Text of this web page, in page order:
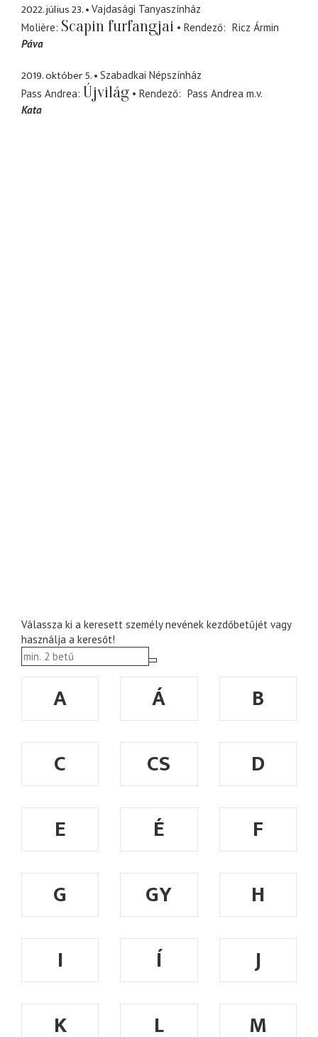
2022. július 23.
Vajdasági Tanyaszínház
Molière Scapin furfangjai Rendező
Ricz Ármin
Páva
2019. október 5.
Szabadkai Népszínház
Pass Andrea Újvilág Rendező Pass Andrea m.v.
Kata
Válassza ki a keresett személy nevének kezdőbetűjét vagy
használja a keresőt!
A Á
B
C
CS
D
E
É
F
G
GY
H
I
Í
J
K
L M